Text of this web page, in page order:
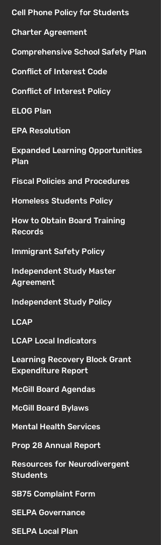
Cell Phone Policy for Students
Charter Agreement
Comprehensive School Safety Plan
Conflict of Interest Code
Conflict of Interest Policy
ELOG Plan
EPA Resolution
Expanded Learning Opportunities
Plan
Fiscal Policies and Procedures
Homeless Students Policy
How to Obtain Board Training
Records
Immigrant Safety Policy
Independent Study Master
Agreement
Independent Study Policy
LCAP
LCAP Local Indicators
Learning Recovery Block Grant
Expenditure Report
McGill Board Agendas
McGill Board Bylaws
Mental Health Services
Prop 28 Annual Report
Resources for Neurodivergent
Students
SB75 Complaint Form
SELPA Governance
SELPA Local Plan